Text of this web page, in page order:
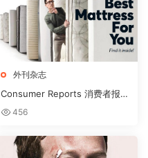
外刊杂志
Consumer Reports 消费者报告
杂志 2018年3月刊下载
456